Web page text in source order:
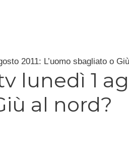
2011: L’uomo sbagliato o
lunedì 1
al nord?